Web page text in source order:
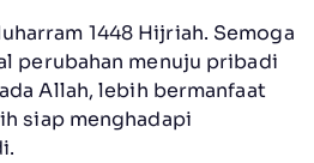
1448 Hijriah. Semoga
perubahan menuju pribadi
Allah, lebih bermanfaat
siap menghadapi